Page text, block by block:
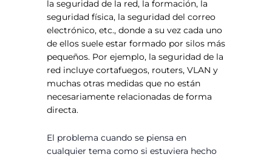
la seguridad de la red, la formación, la
seguridad física, la seguridad del correo
electrónico, etc., donde a su vez cada uno
de ellos suele estar formado por silos más
pequeños. Por ejemplo, la seguridad de la
red incluye cortafuegos, routers, VLAN y
muchas otras medidas que no están
necesariamente relacionadas de forma
directa.
El problema cuando se piensa en
cualquier tema como si estuviera hecho